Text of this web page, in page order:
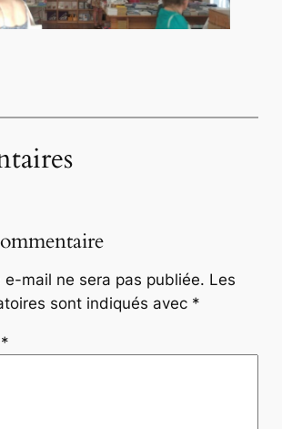
e-mail ne sera pas publiée. Les
sont indiqués avec *
*